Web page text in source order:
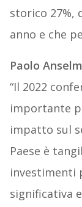
storico 27%,
anno e che
Paolo
“Il 2022
importante
impatto sul
Paese è
investimenti
significativa